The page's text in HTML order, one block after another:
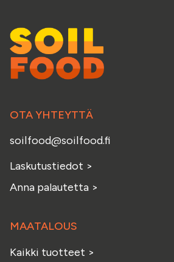
OTA YHTEYTTÄ
soilfood@soilfood.fi
Laskutustiedot >
Anna palautetta >
MAATALOUS
Kaikki tuotteet >